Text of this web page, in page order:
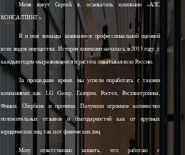
Меня зовут Сергей, я, основатель компании «АЛС
КОНСАЛТИНГ».
Я и моя команда занимаемся профессиональной оценкой
всех видов имущества. История компании началась в 2013 году, с
каждым годом мы развиваемся и растём, охватывая всю Россию.
За прошедшее время, мы успели поработать с такими
компаниями как: LG Group, Газпром, Ростех, Росэлектроника,
Финам, Сбербанк и прочими. Получили огромное количество
положительных отзывов и благодарностей как от крупных
юридических лиц, так и от физических лиц.
Могу ответственно заявить, что работаю с